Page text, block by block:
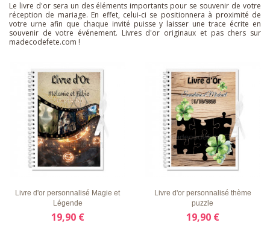
Le livre d'or sera un des éléments importants pour se souvenir de votre
réception de mariage. En effet, celui-ci se positionnera à proximité de
votre urne afin que chaque invité puisse y laisser une trace écrite en
souvenir de votre événement. Livres d'or originaux et pas chers sur
madecodefete.com !
LISTE
D'ENVIE
APERÇU
RAPIDE
DÉTAILS
Livre d'or personnalisé Magie et
Légende
19,90 €
LISTE
D'ENVIE
APERÇU
RAPIDE
DÉTAILS
Livre d'or personnalisé thème
puzzle
19,90 €